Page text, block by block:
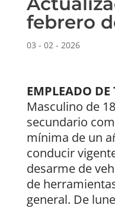
febrero
03 - 02 - 2026
EMPLEADO
Masculino de
secundario
mínima de un
conducir
desarme de
de
general. De